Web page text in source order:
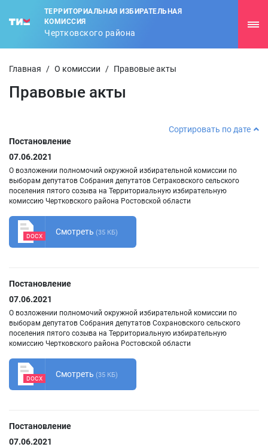
ТЕРРИТОРИАЛЬНАЯ ИЗБИРАТЕЛЬНАЯ
КОМИССИЯ
Чертковского района
Главная / О комиссии / Правовые акты
Правовые акты
Сортировать по дате
Постановление
07.06.2021
О возложении полномочий окружной избирательной комиссии по
выборам депутатов Собрания депутатов Сетраковского сельского
поселения пятого созыва на Территориальную избирательную
комиссию Чертковского района Ростовской области
DOCX Смотреть (35 КБ)
Постановление
07.06.2021
О возложении полномочий окружной избирательной комиссии по
выборам депутатов Собрания депутатов Сохрановского сельского
поселения пятого созыва на Территориальную избирательную
комиссию Чертковского района Ростовской области
DOCX Смотреть (35 КБ)
Постановление
07.06.2021